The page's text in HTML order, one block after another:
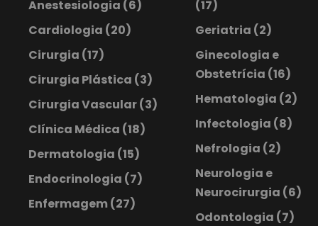
Anestesiologia (6)
Cardiologia (20)
Cirurgia (17)
Cirurgia Plástica (3)
Cirurgia Vascular(3)
Clínica Médica (18)
Dermatologia (15)
Endocrinologia (7)
Enfermagem(27)
(17)
Geriatria (2)
Ginecologia e
Obstetrícia (16)
Hematologia (2)
Infectologia (8)
Nefrologia (2)
Neurologia e
Neurocirurgia (6)
Odontologia (7)